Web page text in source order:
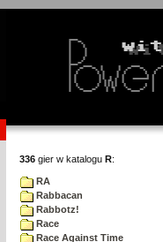
336 gier w katalogu R:
RA
Rabbacan
Rabbotz!
Race
Race Against Time